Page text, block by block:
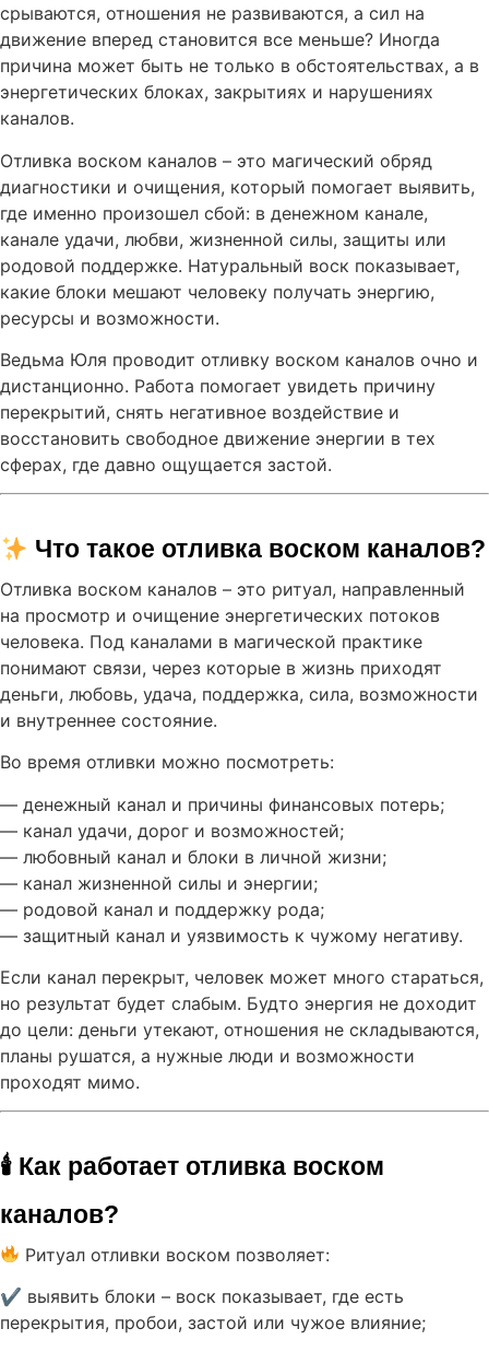
срываются, отношения не развиваются, а сил на
движение вперед становится все меньше? Иногда
причина может быть не только в обстоятельствах, а в
энергетических блоках, закрытиях и нарушениях
каналов.
Отливка воском каналов – это магический обряд
диагностики и очищения, который помогает выявить,
где именно произошел сбой: в денежном канале,
канале удачи, любви, жизненной силы, защиты или
родовой поддержке. Натуральный воск показывает,
какие блоки мешают человеку получать энергию,
ресурсы и возможности.
Ведьма Юля проводит отливку воском каналов очно и
дистанционно. Работа помогает увидеть причину
перекрытий, снять негативное воздействие и
восстановить свободное движение энергии в тех
сферах, где давно ощущается застой.
Что такое отливка воском каналов?
Отливка воском каналов – это ритуал, направленный
на просмотр и очищение энергетических потоков
человека. Под каналами в магической практике
понимают связи, через которые в жизнь приходят
деньги, любовь, удача, поддержка, сила, возможности
и внутреннее состояние.
Во время отливки можно посмотреть:
— денежный канал и причины финансовых потерь;
— канал удачи, дорог и возможностей;
— любовный канал и блоки в личной жизни;
— канал жизненной силы и энергии;
— родовой канал и поддержку рода;
— защитный канал и уязвимость к чужому негативу.
Если канал перекрыт, человек может много стараться,
но результат будет слабым. Будто энергия не доходит
до цели: деньги утекают, отношения не складываются,
планы рушатся, а нужные люди и возможности
проходят мимо.
🕯 Как работает отливка воском
каналов?
Ритуал отливки воском позволяет:
✔ выявить блоки – воск показывает, где есть
перекрытия, пробои, застой или чужое влияние;